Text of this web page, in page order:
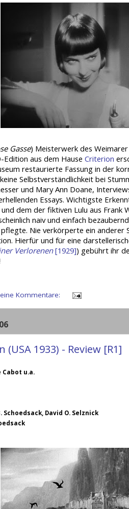
Gasse) Meisterwerk des
aus dem Hause Criterion
restaurierte Fassung in der
Selbstverständlichkeit bei
und Mary Ann Doane,
Essays. Wichtigste
dem der fiktiven Lulu aus Frank
naiv und einfach
Nie verkörperte ein
Hierfür und für eine
Verlorenen[1929]) gebührt ihr
Kommentare:
1933) - Review [R1]
Cabot u.a.
Schoedsack, David O. Selznick